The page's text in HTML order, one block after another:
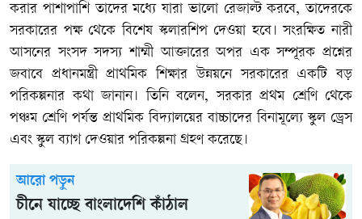
করার পাশাপাশি তাদের মধ্যে যারা ভালো রেজাল্ট করবে, তাদেরকে
সরকারের পক্ষ থেকে বিশেষ স্কলারশিপ দেওয়া হবে। সংরক্ষিত নারী
আসনের সংসদ সদস্য শাম্মী আক্তারের অপর এক সম্পূরক প্রশ্নের
জবাবে প্রধানমন্ত্রী প্রাথমিক শিক্ষার উন্নয়নে সরকারের একটি বড়
পরিকল্পনার কথা জানান। তিনি বলেন, সরকার প্রথম শ্রেণি থেকে
পঞ্চম শ্রেণি পর্যন্ত প্রাথমিক বিদ্যালয়ের বাচ্চাদের বিনামূল্যে স্কুল ড্রেস
এবং স্কুল ব্যাগ দেওয়ার পরিকল্পনা গ্রহণ করেছে।
আরো পড়ুন
চীনে যাচ্ছে বাংলাদেশি কাঁঠাল